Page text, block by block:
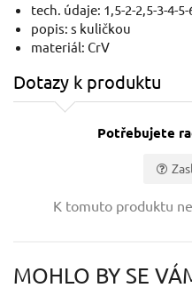
tech. údaje: 1,5-2-2,5-3-4-
popis: s kuličkou
materiál: CrV
Dotazy k produktu
Potřebujete
K tomuto produktu
MOHLO BY SE